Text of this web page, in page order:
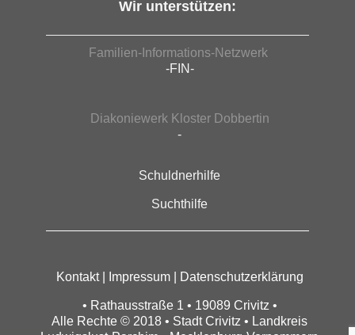
Wir unterstützen:
Familien-Informations-Netzwerk
-FIN-
Diakoniewerk Kloster Dobbertin
-
Schuldnerhilfe
Suchthilfe
Kontakt| Impressum| Datenschutzerklärung
• Rathausstraße 1 • 19089 Crivitz •
Alle Rechte © 2018 • Stadt Crivitz • Landkreis